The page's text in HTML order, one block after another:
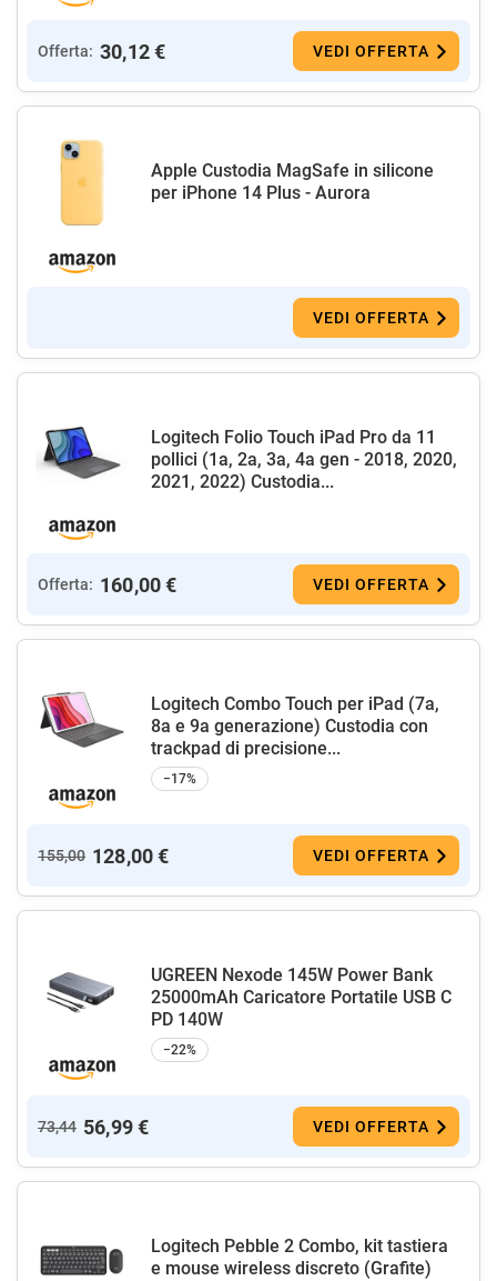
Offerta: 30,12 € VEDI OFFERTA
Apple Custodia MagSafe in silicone
per iPhone 14 Plus - Aurora ​​​​​​​
VEDI OFFERTA
Logitech Folio Touch iPad Pro da 11
pollici (1a, 2a, 3a, 4a gen - 2018, 2020,
2021, 2022) Custodia...
Offerta: 160,00 € VEDI OFFERTA
Logitech Combo Touch per iPad (7a,
8a e 9a generazione) Custodia con
trackpad di precisione...
−17%
155,00 128,00 € VEDI OFFERTA
UGREEN Nexode 145W Power Bank
25000mAh Caricatore Portatile USB C
PD 140W
−22%
73,44 56,99 € VEDI OFFERTA
Logitech Pebble 2 Combo, kit tastiera
e mouse wireless discreto (Grafite)